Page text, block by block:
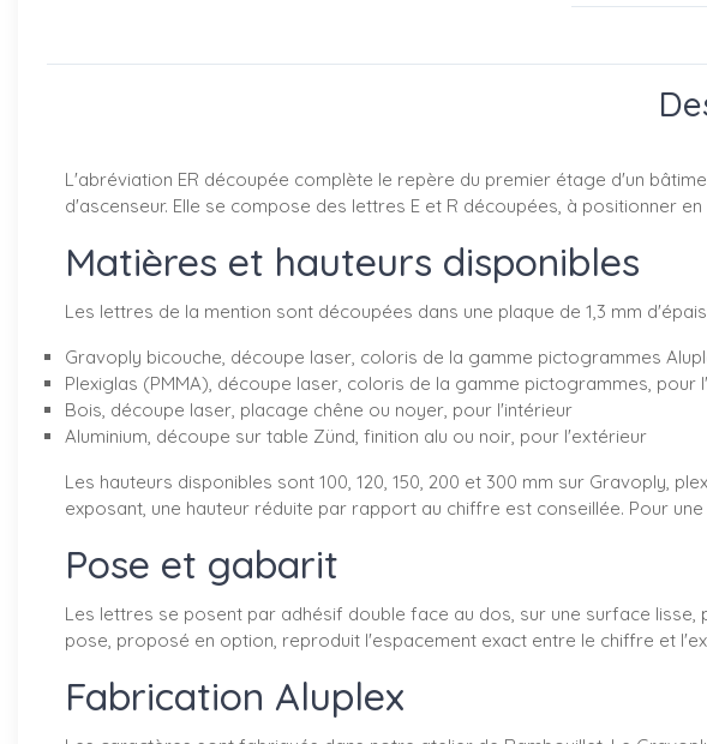
L'abréviation ER découpée complète le repère du premier étage d'un
d'ascenseur. Elle se compose des lettres E et R découpées, à positionner
Matières et hauteurs disponibles
Les lettres de la mention sont découpées dans une plaque de 1,3 mm
Gravoply bicouche, découpe laser, coloris de la gamme pictogrammes
Plexiglas (PMMA), découpe laser, coloris de la gamme pictogrammes, pour
Bois, découpe laser, placage chêne ou noyer, pour l'intérieur
Aluminium, découpe sur table Zünd, finition alu ou noir, pour l'extérieur
Les hauteurs disponibles sont 100, 120, 150, 200 et 300 mm sur Gravoply,
exposant, une hauteur réduite par rapport au chiffre est conseillée. Pour
Pose et gabarit
Les lettres se posent par adhésif double face au dos, sur une surface
pose, proposé en option, reproduit l'espacement exact entre le chiffre et
Fabrication Aluplex